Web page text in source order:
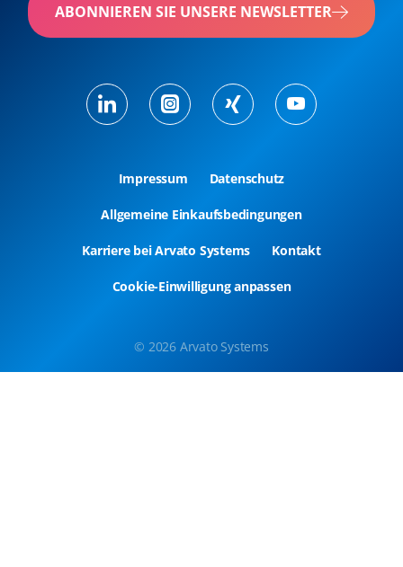
ABONNIEREN SIE UNSERE NEWSLETTER
Impressum Datenschutz
Allgemeine Einkaufsbedingungen
Karriere bei Arvato Systems Kontakt
Cookie-Einwilligung anpassen
© 2026 Arvato Systems